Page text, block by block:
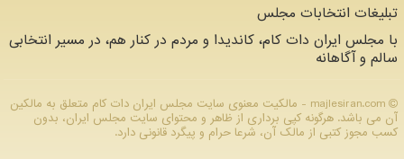
تبلیغات انتخابات مجلس
با مجلس ایران دات کام، کاندیدا و مردم در کنار هم، در مسیر انتخابی
سالم و آگاهانه
majlesiran.com - مالکیت معنوی سایت مجلس ایران دات كام متعلق به مالکین
آن می باشد. هرگونه کپی برداری از ظاهر و محتوای سایت مجلس ایران، بدون
کسب مجوز کتبی از مالک آن، شرعا حرام و پیگرد قانونی دارد.